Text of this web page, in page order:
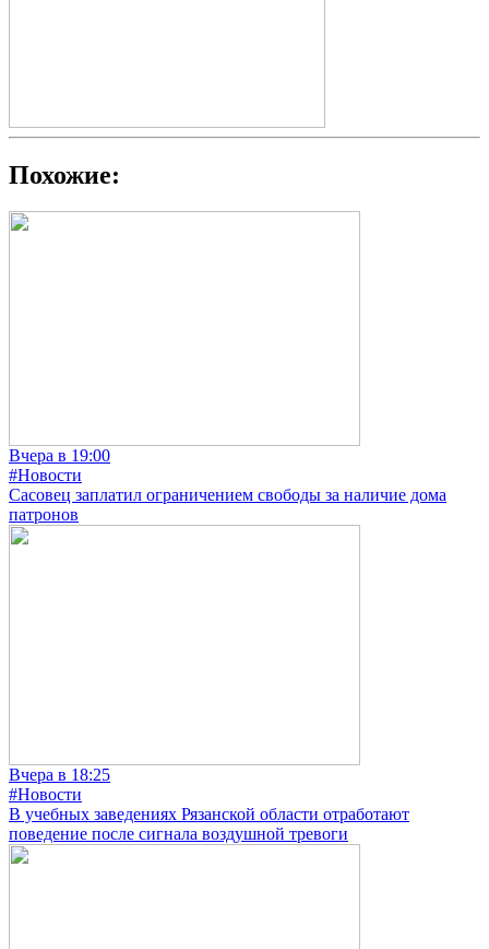
Похожие:
Вчера в 19:00
#Новости
Сасовец заплатил ограничением свободы за наличие дома
патронов
Вчера в 18:25
#Новости
В учебных заведениях Рязанской области отработают
поведение после сигнала воздушной тревоги